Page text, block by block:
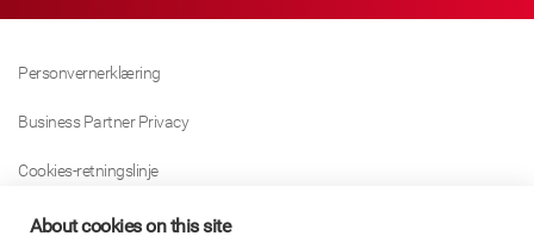
Personvernerklæring
Business Partner Privacy
Cookies-retningslinje
Modern Slavery Act Policy
About cookies on this site